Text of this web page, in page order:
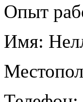
Опыт
Имя: